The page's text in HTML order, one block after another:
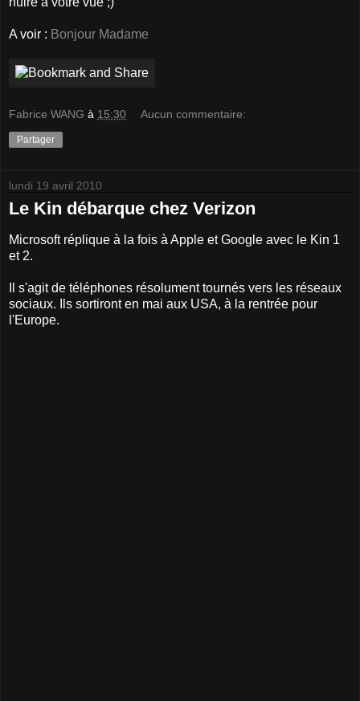
A voir : Bonjour Madame
Fabrice WANG à 15:30 Aucun commentaire:
Partager
lundi 19 avril 2010
Le Kin débarque chez Verizon
Microsoft réplique à la fois à Apple et Google avec le Kin 1
et 2.
Il s'agit de téléphones résolument tournés vers les réseaux
sociaux. Ils sortiront en mai aux USA, à la rentrée pour
l'Europe.